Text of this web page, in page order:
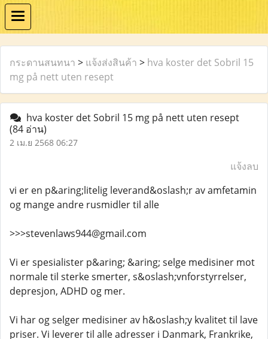
กระดานสนทนา > แจ้งส่งสินค้า > hva koster det Sobril 15
mg på nett uten resept
hva koster det Sobril 15 mg på nett uten resept
(84 อ่าน)
2 เม.ย 2568 06:27
แจ้งลบ
vi er en p&aring;litelig leverand&oslash;r av amfetamin
og mange andre rusmidler til alle
>>>stevenlaws944@gmail.com
Vi er spesialister p&aring; &aring; selge medisiner mot
normale til sterke smerter, s&oslash;vnforstyrrelser,
depresjon, ADHD og mer.
Vi har og selger medisiner av h&oslash;y kvalitet til lave
priser. Vi leverer til alle adresser i Danmark, Frankrike,